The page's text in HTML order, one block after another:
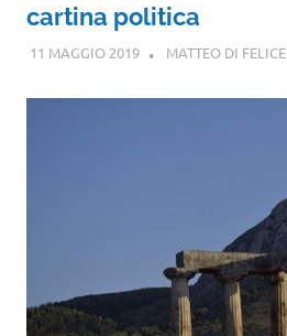
cartina politica
11 MAGGIO 2019 MATTEO DI FELICE